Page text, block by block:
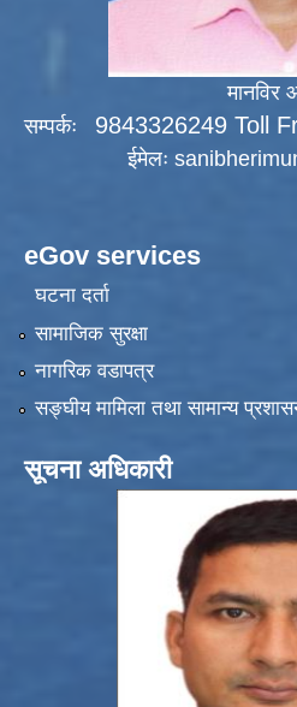
मानविर
सम्पर्कः 9843326249 Toll
ईमेलः
eGov services
घटना दर्ता
सामाजिक सुरक्षा
नागरिक वडापत्र
सङ्‍घीय मामिला तथा सामान्य
सूचना अधिकारी